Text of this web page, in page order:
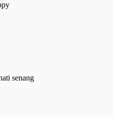
senang